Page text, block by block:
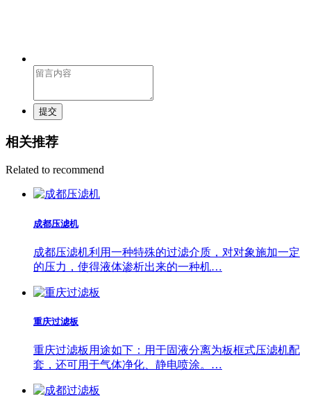
提交
相关推荐
Related to recommend
成都压滤机
成都压滤机利用一种特殊的过滤介质，对对象施加一定
的压力，使得液体渗析出来的一种机…
重庆过滤板
重庆过滤板用途如下：用于固液分离为板框式压滤机配
套，还可用于气体净化、静电喷涂。…